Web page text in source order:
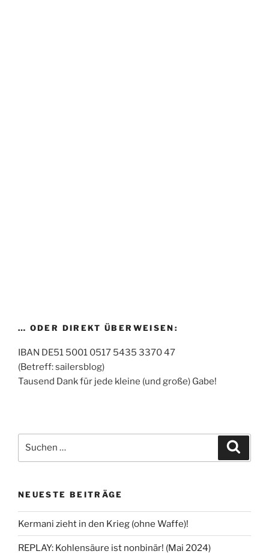
… ODER DIREKT ÜBERWEISEN:
IBAN DE51 5001 0517 5435 3370 47
(Betreff: sailersblog)
Tausend Dank für jede kleine (und große) Gabe!
nach:
NEUESTE BEITRÄGE
Kermani zieht in den Krieg (ohne Waffe)!
REPLAY: Kohlensäure ist nonbinär! (Mai 2024)